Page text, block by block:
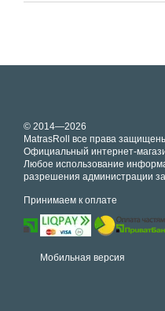
© 2014—2026
MatrasRoll все права
Официальный интернет-
Любое использование
разрешения администрации
Принимаем к оплате
Мобильная версия